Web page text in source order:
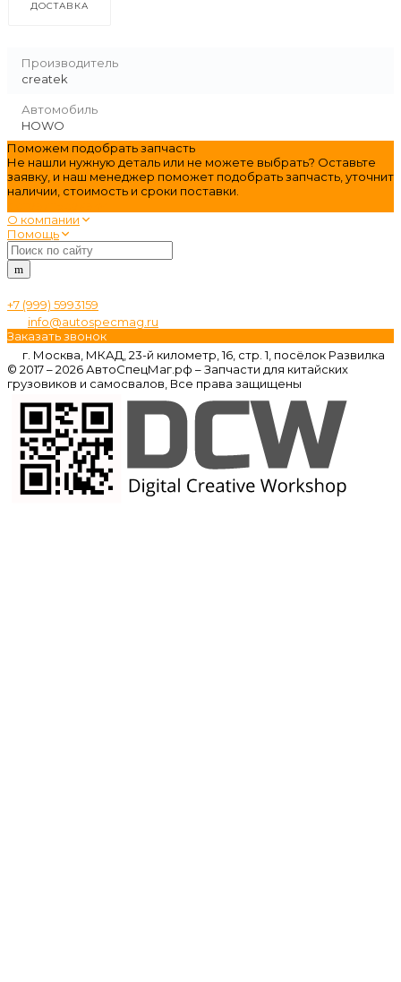
ДОСТАВКА
Производитель
createk
Автомобиль
HOWO
Поможем подобрать запчасть
Не нашли нужную деталь или не можете выбрать? Оставьте
заявку, и наш менеджер поможет подобрать запчасть, уточнит
наличии, стоимость и сроки поставки.
О компании
Помощь
+7 (999) 5993159
info@autospecmag.ru
Заказать звонок
г. Москва, МКАД, 23-й километр, 16, стр. 1, посёлок Развилка
© 2017 – 2026 АвтоСпецМаг.рф – Запчасти для китайских
грузовиков и самосвалов, Все права защищены